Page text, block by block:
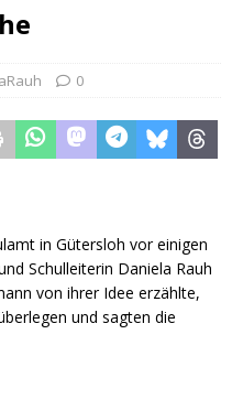
0
in Gütersloh vor einigen
Schulleiterin Daniela Rauh
von ihrer Idee erzählte,
und sagten die